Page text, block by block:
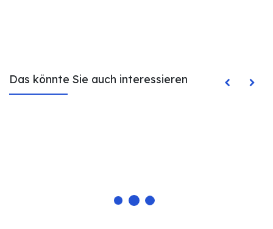
Das könnte Sie auch interessieren